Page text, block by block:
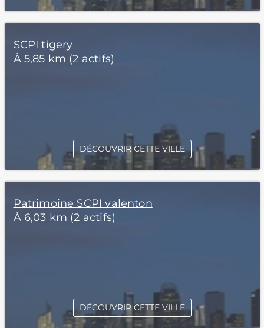
SCPI tigery
À 5,85 km (2 actifs)
DÉCOUVRIR CETTE VILLE
Patrimoine SCPI valenton
À 6,03 km (2 actifs)
DÉCOUVRIR CETTE VILLE